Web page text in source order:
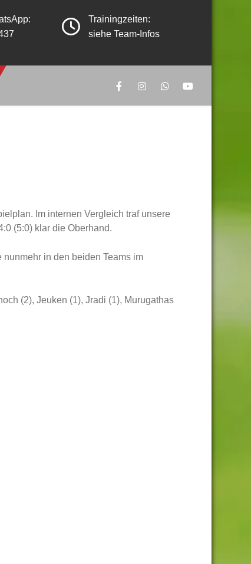
Trainingzeiten:
siehe Team-Infos
Im internen Vergleich traf unsere
(5:0) klar die Oberhand.
in den beiden Teams im
(2), Jeuken (1), Jradi (1), Murugathas